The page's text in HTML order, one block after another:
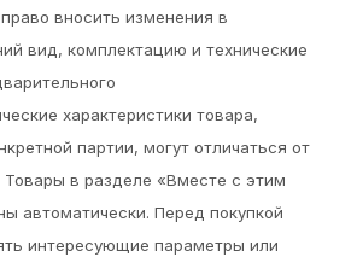
вносить изменения в
вид, комплектацию и технические
характеристики товара,
партии, могут отличаться от
Товары в разделе «Вместе с этим
автоматически. Перед покупкой
интересующие параметры или